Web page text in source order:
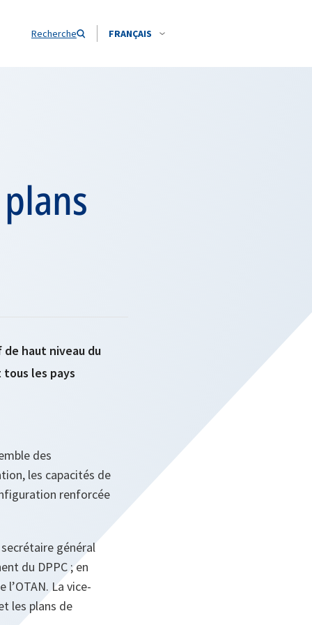
Recherche FRANÇAIS
haut niveau du
les pays
des
les capacités de
renforcée
général
du DPPC ; en
La vice-
les plans de